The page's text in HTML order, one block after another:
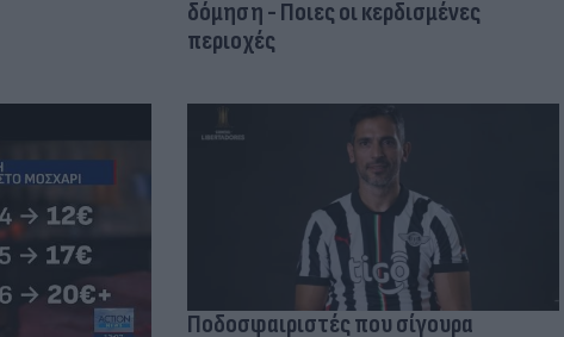
δόμηση - Ποιες οι κερδισμένες
περιοχές
Ποδοσφαιριστές που σίγουρα